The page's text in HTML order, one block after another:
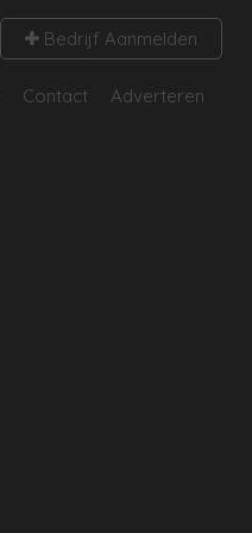
Bedrijf Aanmelden
Contact Adverteren